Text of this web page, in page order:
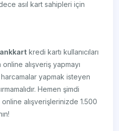
asıl kart sahipleri için
kredi kartı kullanıcıları
alışveriş yapmayı
yapmak isteyen
Hemen şimdi
alışverişlerinizde 1.500